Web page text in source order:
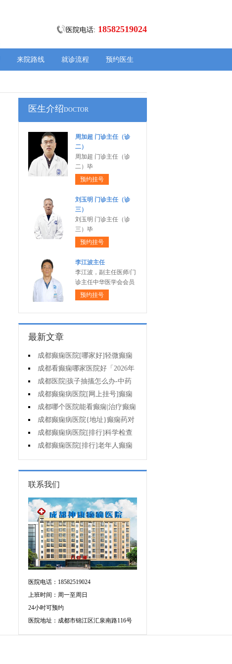
医院电话: 18582519024
来院路线 就诊流程 预约医生
医生介绍DOCTOR
周加超 门诊主任（诊
二）
周加超 门诊主任（诊
二）毕
预约挂号
刘玉明 门诊主任（诊
三）
刘玉明 门诊主任（诊
三）毕
预约挂号
李江波主任
李江波，副主任医师/门
诊主任中华医学会会员
预约挂号
最新文章
成都癫痫医院[哪家好]轻微癫痫
可以不治疗吗?
成都看癫痫哪家医院好「2026年
度公布」癫痫发作时要做什么?
成都医院|孩子抽搐怎么办-中药
能治疗癫痫吗?
成都癫痫病医院[网上挂号]癫痫
护理的要点是什么?
成都哪个医院能看癫痫|治疗癫痫
有哪些误区?
成都癫痫病医院{地址}癫痫药对
孩子有伤害吗?
成都癫痫病医院[排行]科学检查
癫痫的重要性?
成都癫痫医院[排行]老年人癫痫
发作时应该怎么办?
联系我们
医院电话：18582519024
上班时间：周一至周日
24小时可预约
医院地址：成都市锦江区汇泉南路116号